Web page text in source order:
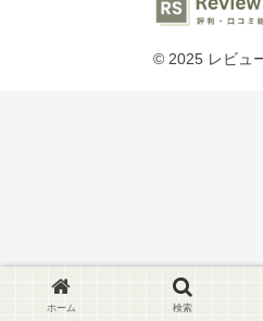
© 2025 レビュ
ホーム 検索